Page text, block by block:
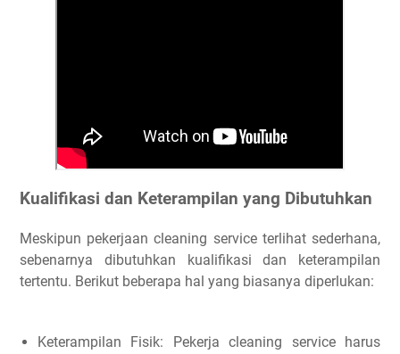
Kualifikasi dan Keterampilan yang Dibutuhkan
Meskipun pekerjaan cleaning service terlihat sederhana,
sebenarnya dibutuhkan kualifikasi dan keterampilan
tertentu. Berikut beberapa hal yang biasanya diperlukan:
Keterampilan Fisik: Pekerja cleaning service harus